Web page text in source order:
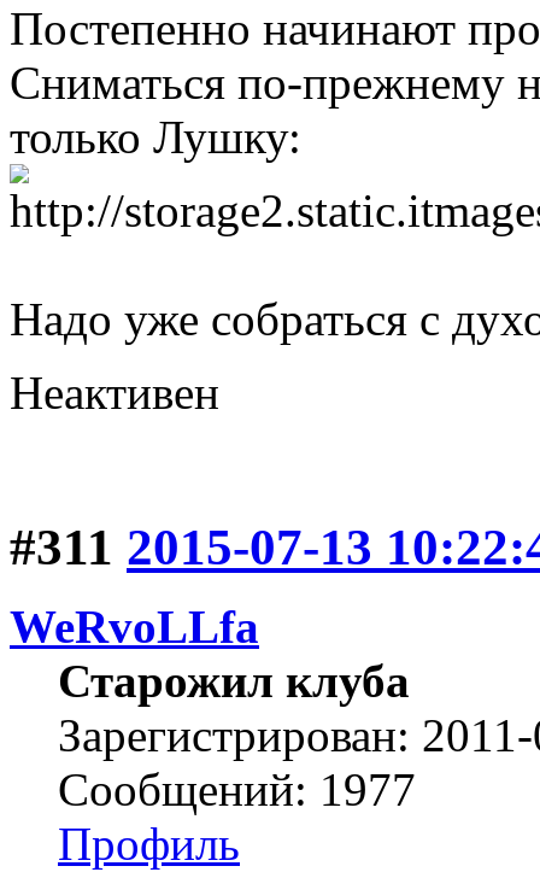
Постепенно начинают
Сниматься по-прежнему
только Лушку:
Надо уже собраться с
Неактивен
#311 2015-07-13
WeRvoLLfa
Старожил клуба
Зарегистрирован:
Сообщений: 1977
Профиль